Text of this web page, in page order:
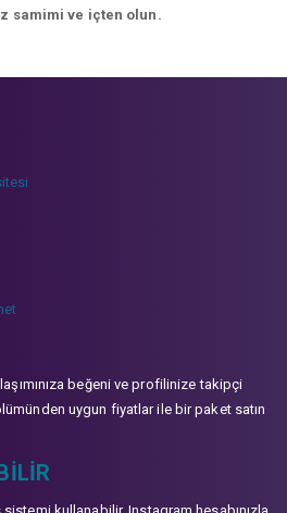
samimi ve içten olun.
beğeni ve profilinize takipçi
uygun fiyatlar ile bir paket satın
kullanabilir. Instagram hesabınızla